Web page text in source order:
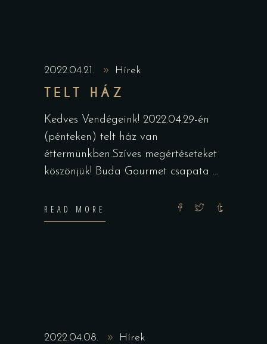
2022.04.21. Hírek
TELT HÁZ
Kedves Vendégeink! 2022.04.29-én
(pénteken) telt ház van
éttermünkben.Szíves megértéseteket
köszönjük! Buda Gourmet csapata
READ MORE
2022.04.08. Hírek